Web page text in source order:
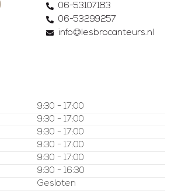
06-53107183
06-53299257
info@lesbrocanteurs.nl
9:30 - 17:00
9:30 - 17:00
9:30 - 17:00
9:30 - 17:00
9:30 - 17:00
9:30 - 16:30
Gesloten